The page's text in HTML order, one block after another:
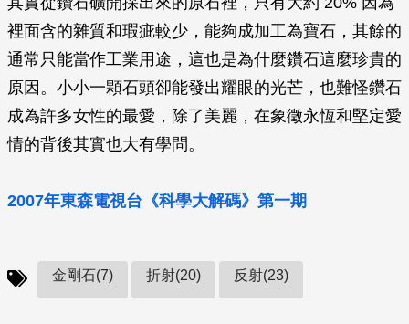
裡面含的雜質和瑕疵較少，能夠成加工為寶石，其餘的
通常只能當作工業用途，這也是為什麼鑽石這麼珍貴的
原因。小小一顆石頭卻能發出耀眼的光芒，也難怪鑽石
成為許多女性的最愛，除了美麗，在象徵永恆和堅定愛
情的背後其實也大有學問。
2007年東森電視台《科學大解碼》第一期
金剛石(7) 折射(20) 反射(23)